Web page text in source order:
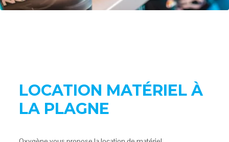
LOCATION MATÉRIEL À
LA PLAGNE